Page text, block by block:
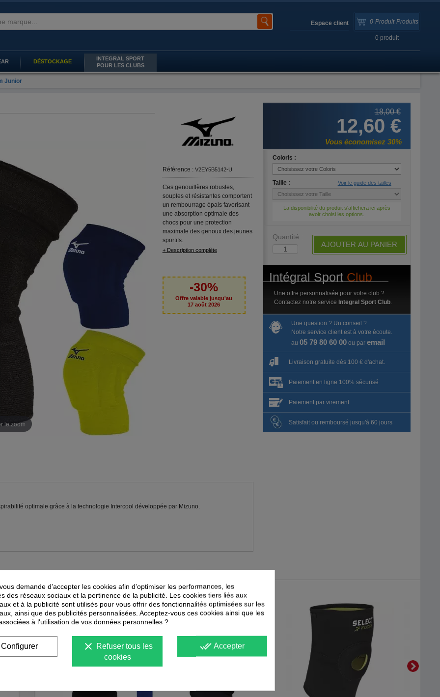
0 Produit Produits
0 produit
Espace client
DÉSTOCKAGE
INTEGRAL SPORT
POUR LES CLUBS
Junior
le zoom
Référence : V2EY5B5142-U
Ces genouillères robustes,
souples et résistantes comportent
un rembourrage épais favorisant
une absorption optimale des
chocs pour une protection
maximale des genoux des jeunes
sportifs.
+ Description complète
-30%
Offre valable jusqu'au
17 août 2026
optimale grâce à la technologie Intercool développée par Mizuno.
18,00 €
12,60 €
Vous économisez 30%
Coloris :
Taille : Voir le guide des tailles
La disponibilité du produit s'affichera ici après
avoir choisi les options.
Quantité :
AJOUTER AU PANIER
Intégral Sport Club
Une offre personnalisée pour votre club ?
Contactez notre service Integral Sport Club.
Une question ? Un conseil ?
Notre service client est à votre écoute.
au 05 79 80 60 00ou par email
Livraison gratuite dès 100 € d'achat.
Paiement en ligne 100% sécurisé
Paiement par virement
Satisfait ou remboursé jusqu'à 60 jours
ÉGALEMENT VOUS INTÉRESSER
-25% PROMOTION
- 25%
demande d'accepter les cookies afin d'optimiser les performances, les
des réseaux sociaux et la pertinence de la publicité. Les cookies tiers liés aux
et à la publicité sont utilisés pour vous offrir des fonctionnalités optimisées sur les
ainsi que des publicités personnalisées. Acceptez-vous ces cookies ainsi que les
à l'utilisation de vos données personnelles ?
done_all Accepter
clear
Refuser tous les
cookies
Configurer